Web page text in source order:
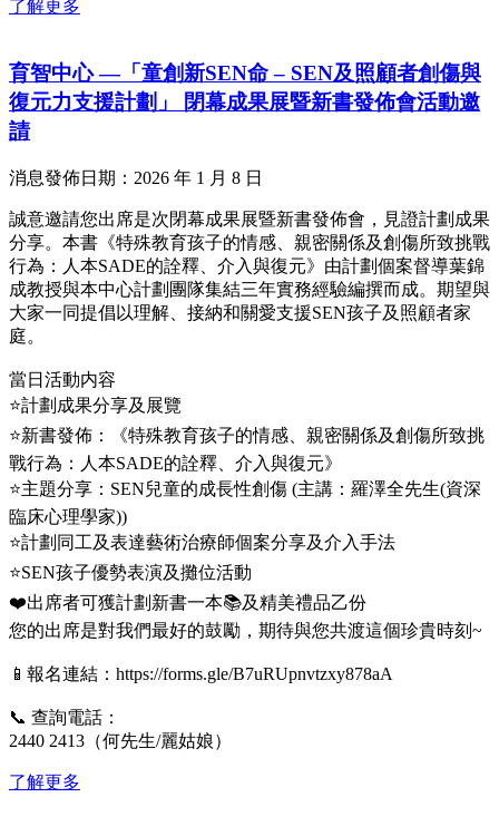
了解更多
育智中心 —「童創新SEN命 – SEN及照顧者創傷與
復元力支援計劃」 閉幕成果展暨新書發佈會活動邀
請
消息發佈日期：2026 年 1 月 8 日
誠意邀請您出席是次閉幕成果展暨新書發佈會，見證計劃成果
分享。本書《特殊教育孩子的情感、親密關係及創傷所致挑戰
行為：人本SADE的詮釋、介入與復元》由計劃個案督導葉錦
成教授與本中心計劃團隊集結三年實務經驗編撰而成。期望與
大家一同提倡以理解、接納和關愛支援SEN孩子及照顧者家
庭。
當日活動内容
⭐計劃成果分享及展覽
⭐新書發佈：《特殊教育孩子的情感、親密關係及創傷所致挑
戰行為：人本SADE的詮釋、介入與復元》
⭐主題分享：SEN兒童的成長性創傷 (主講：羅澤全先生(資深
臨床心理學家))
⭐計劃同工及表達藝術治療師個案分享及介入手法
⭐SEN孩子優勢表演及攤位活動
❤️出席者可獲計劃新書一本📚及精美禮品乙份
您的出席是對我們最好的鼓勵，期待與您共渡這個珍貴時刻~
📱報名連結：https://forms.gle/B7uRUpnvtzxy878aA
📞 查詢電話：
2440 2413（何先生/麗姑娘）
了解更多